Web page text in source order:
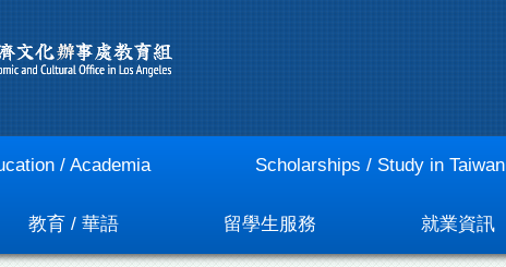
/ Academia Scholarships / Study in Taiwan
教育 / 華語 留學生服務 就業資訊